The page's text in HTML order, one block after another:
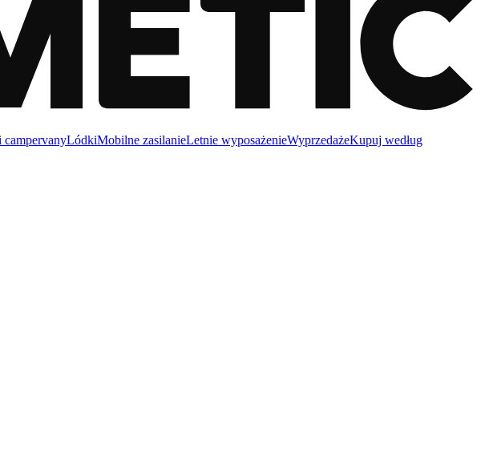
campervanyLódkiMobilne zasilanieLetnie wyposażenieWyprzedażeKupuj według